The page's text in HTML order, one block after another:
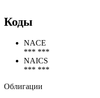
Коды
NACE
*** ***
NAICS
*** ***
Облигации